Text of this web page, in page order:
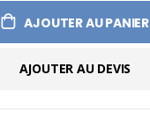
AJOUTER AU PANIER
AJOUTER AU DEVIS